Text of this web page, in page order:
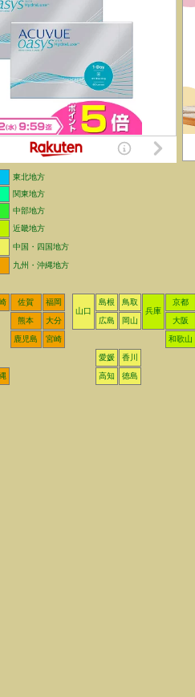
東北地方
関東地方
中部地方
近畿地方
中国・四国地方
九州・沖縄地方
佐賀
福岡
山口
島根
鳥取
兵庫
京都
熊本 大分 広島 岡山 大阪
鹿児島 宮崎 和歌山
愛媛 香川
高知 徳島